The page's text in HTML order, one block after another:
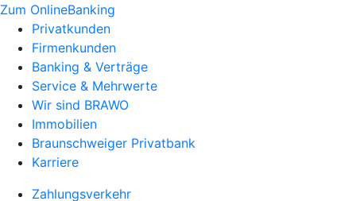
Zum OnlineBanking
Privatkunden
Firmenkunden
Banking & Verträge
Service & Mehrwerte
Wir sind BRAWO
Immobilien
Braunschweiger Privatbank
Karriere
Zahlungsverkehr